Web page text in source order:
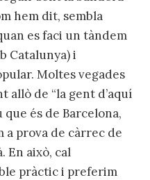
hem dit, sembla
es faci un tàndem
Catalunya) i
Moltes vegades
allò de “la gent d’aquí
és de Barcelona,
a prova de càrrec de
En això, cal
pràctic i preferim